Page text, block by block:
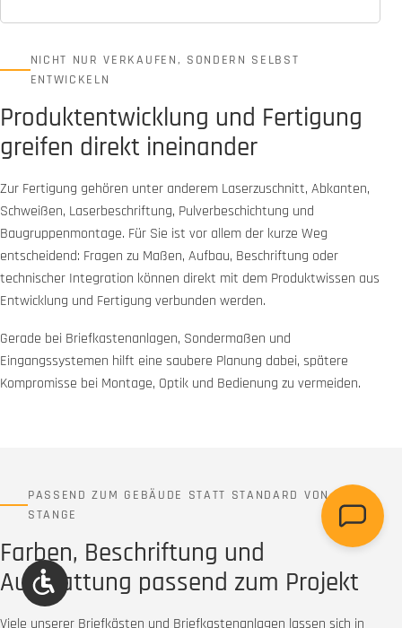
NICHT NUR VERKAUFEN, SONDERN SELBST
ENTWICKELN
Produktentwicklung und Fertigung
greifen direkt ineinander
Zur Fertigung gehören unter anderem Laserzuschnitt, Abkanten,
Schweißen, Laserbeschriftung, Pulverbeschichtung und
Baugruppenmontage. Für Sie ist vor allem der kurze Weg
entscheidend: Fragen zu Maßen, Aufbau, Beschriftung oder
technischer Integration können direkt mit dem Produktwissen aus
Entwicklung und Fertigung verbunden werden.
Gerade bei Briefkastenanlagen, Sondermaßen und
Eingangssystemen hilft eine saubere Planung dabei, spätere
Kompromisse bei Montage, Optik und Bedienung zu vermeiden.
PASSEND ZUM GEBÄUDE STATT STANDARD VON DER
STANGE
Farben, Beschriftung und
Ausstattung passend zum Projekt
Viele unserer Briefkästen und Briefkastenanlagen lassen sich in
Werkzeugleiste anzeigen